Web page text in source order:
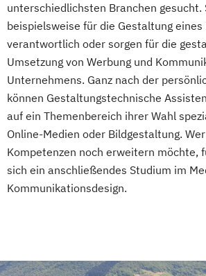
unterschiedlichsten Branchen gesucht.
beispielsweise für die Gestaltung
verantwortlich oder sorgen für die
Umsetzung von Werbung und
Unternehmens. Ganz nach der
können Gestaltungstechnische
auf ein Themenbereich ihrer Wahl
Online-Medien oder Bildgestaltung.
Kompetenzen noch erweitern möchte,
sich ein anschließendes Studium im
Kommunikationsdesign.